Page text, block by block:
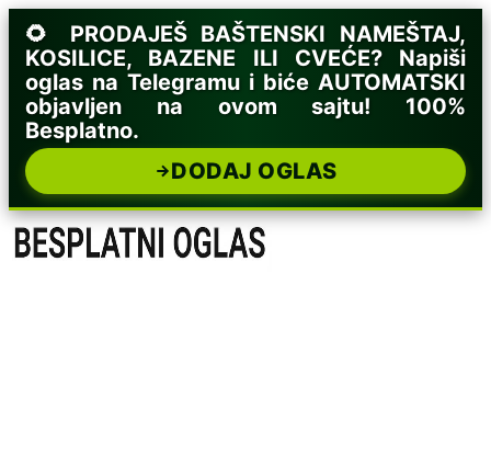
🌻 PRODAJEŠ BAŠTENSKI NAMEŠTAJ,
KOSILICE, BAZENE ILI CVEĆE? Napiši
oglas na Telegramu i biće AUTOMATSKI
objavljen na ovom sajtu! 100%
Besplatno.
DODAJ OGLAS